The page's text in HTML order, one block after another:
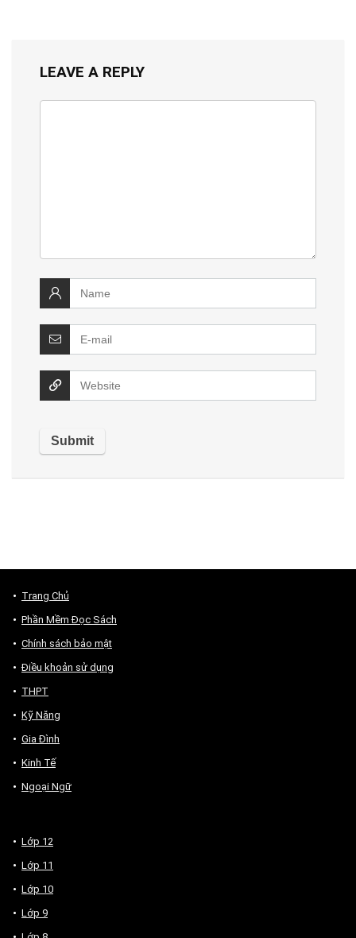
LEAVE A REPLY
Trang Chủ
Phần Mềm Đọc Sách
Chính sách bảo mật
Điều khoản sử dụng
THPT
Kỹ Năng
Gia Đình
Kinh Tế
Ngoại Ngữ
Lớp 12
Lớp 11
Lớp 10
Lớp 9